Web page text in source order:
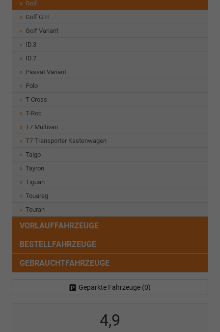
Golf
Golf GTI
Golf Variant
ID.3
ID.7
Passat Variant
Polo
T-Cross
T-Roc
T7 Multivan
T7 Transporter Kastenwagen
Taigo
Tayron
Tiguan
Touareg
Touran
VORLAUFFAHRZEUGE
BESTELLFAHRZEUGE
GEBRAUCHTFAHRZEUGE
Geparkte Fahrzeuge (0)
4,9